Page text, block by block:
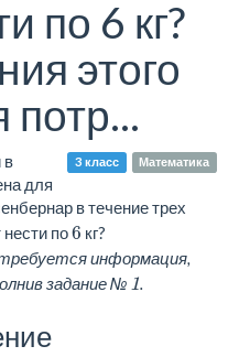
по 6 кг?
этого
потр...
3 класс Математика
в
для
в течение трех
по6 кг?
информация,
задание № 1